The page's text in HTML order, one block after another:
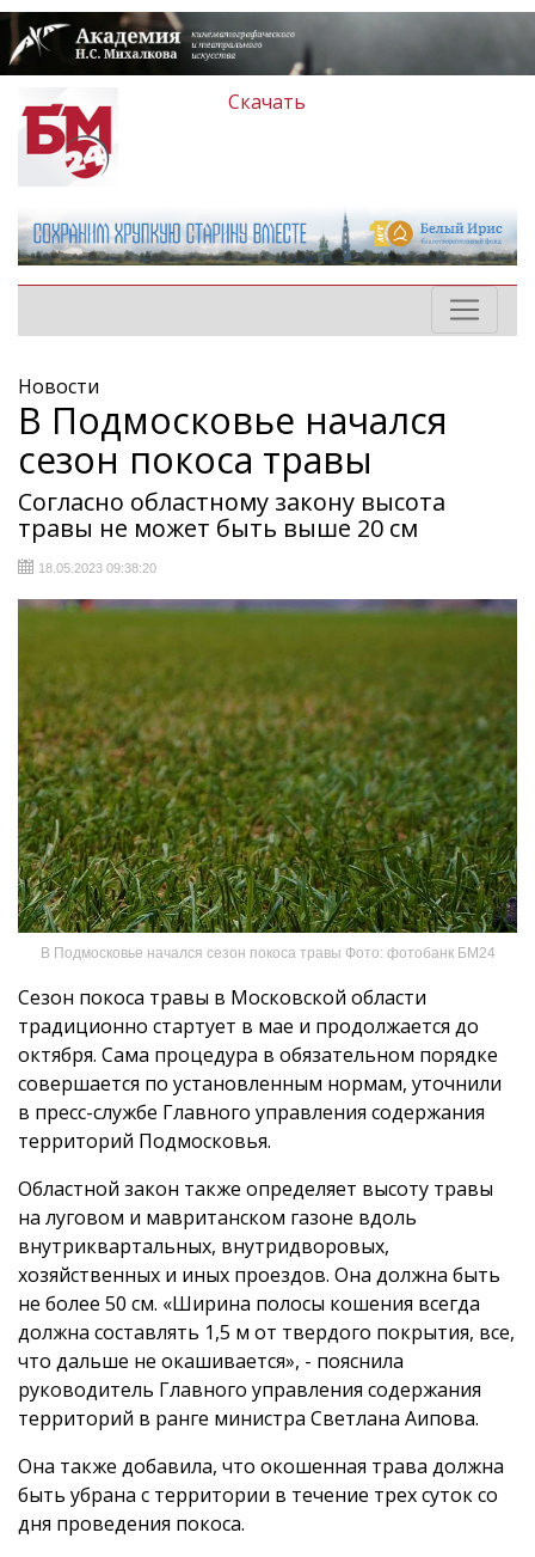
Скачать
Новости
В Подмосковье начался
сезон покоса травы
Согласно областному закону высота
травы не может быть выше 20 см
18.05.2023 09:38:20
В Подмосковье начался сезон покоса травы Фото: фотобанк БМ24
Сезон покоса травы в Московской области
традиционно стартует в мае и продолжается до
октября. Сама процедура в обязательном порядке
совершается по установленным нормам, уточнили
в пресс-службе Главного управления содержания
территорий Подмосковья.
Областной закон также определяет высоту травы
на луговом и мавританском газоне вдоль
внутриквартальных, внутридворовых,
хозяйственных и иных проездов. Она должна быть
не более 50 см. «Ширина полосы кошения всегда
должна составлять 1,5 м от твердого покрытия, все,
что дальше не окашивается», - пояснила
руководитель Главного управления содержания
территорий в ранге министра Светлана Аипова.
Она также добавила, что окошенная трава должна
быть убрана с территории в течение трех суток со
дня проведения покоса.